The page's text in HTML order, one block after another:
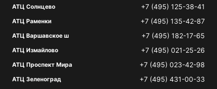
АТЦ Солнцево +7 (495) 125-38-41
АТЦ Раменки +7 (495) 135-42-87
АТЦ Варшавское ш +7 (495) 182-17-65
АТЦ Измайлово +7 (495) 021-25-26
АТЦ Проспект Мира +7 (495) 023-42-98
АТЦ Зеленоград +7 (495) 431-00-33